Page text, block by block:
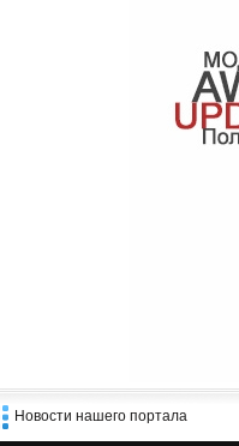
Новости нашего портала